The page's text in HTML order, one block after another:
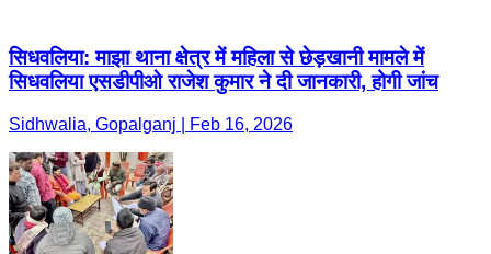
सिधवलिया: माझा थाना क्षेत्र में महिला से छेड़खानी मामले में
सिधवलिया एसडीपीओ राजेश कुमार ने दी जानकारी, होगी जांच
Sidhwalia, Gopalganj | Feb 16, 2026